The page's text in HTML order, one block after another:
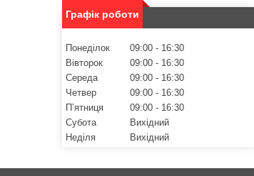
Графік роботи
Понеділок 09:00
16:30
Вівторок
09:00
16:30
Середа
09:00
16:30
Четвер
09:00
16:30
Пʼятниця
09:00
16:30
Субота
Вихідний
Неділя
Вихідний